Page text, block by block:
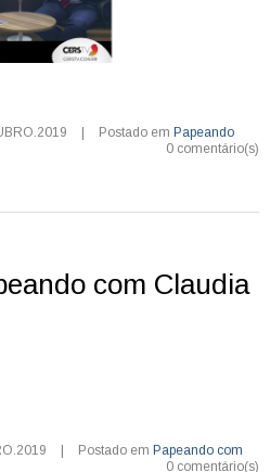
Postado em Papeando
0 comentário(s)
com Claudia
Postado em Papeando com
0 comentário(s)